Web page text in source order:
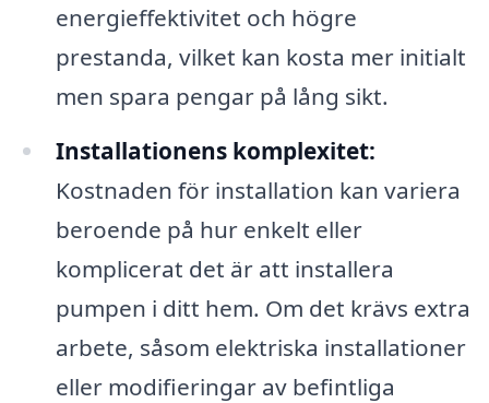
energieffektivitet och högre
prestanda, vilket kan kosta mer initialt
men spara pengar på lång sikt.
Installationens komplexitet:
Kostnaden för installation kan variera
beroende på hur enkelt eller
komplicerat det är att installera
pumpen i ditt hem. Om det krävs extra
arbete, såsom elektriska installationer
eller modifieringar av befintliga